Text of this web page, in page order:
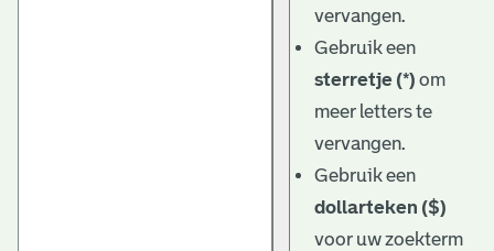
vervangen.
Gebruik een
sterretje (*) om
meer letters te
vervangen.
Gebruik een
dollarteken ($)
voor uw zoekterm